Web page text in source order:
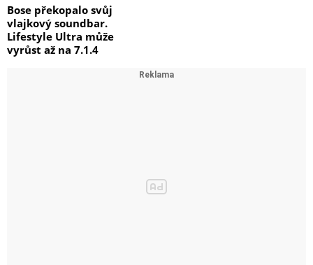
Bose překopalo svůj
vlajkový soundbar.
Lifestyle Ultra může
vyrůst až na 7.1.4